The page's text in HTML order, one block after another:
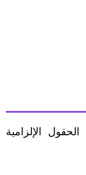
الحقول الإلزامية